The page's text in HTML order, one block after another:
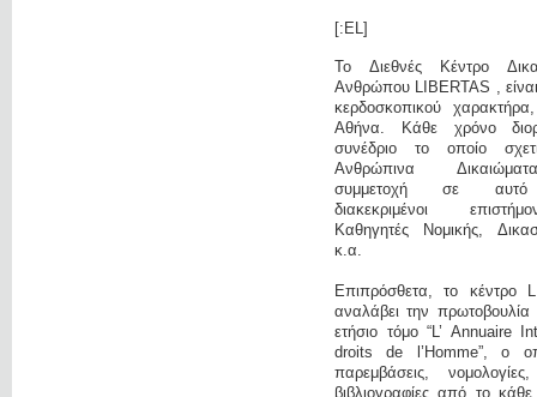
[:EL]
Το Διεθνές Κέντρο
Ανθρώπου LIBERTAS , είναι
κερδοσκοπικού
Αθήνα. Κάθε χρόνο
συνέδριο το οποίο
Ανθρώπινα
συμμετοχή σε αυτό
διακεκριμένοι
Καθηγητές Νομικής,
κ.α.
Επιπρόσθετα, το κέντρο
αναλάβει την πρωτοβουλία
ετήσιο τόμο “L’ Annuaire
droits de l’Homme”, ο
παρεμβάσεις,
βιβλιογραφίες από το